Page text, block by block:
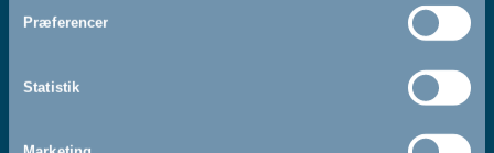
Præferencer
Statistik
læst og accepteret vores
Cookiepolitik